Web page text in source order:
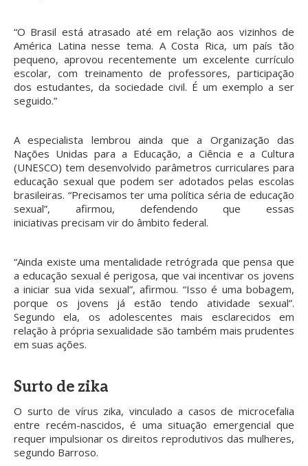
“O Brasil está atrasado até em relação aos vizinhos de
América Latina nesse tema. A Costa Rica, um país tão
pequeno, aprovou recentemente um excelente currículo
escolar, com treinamento de professores, participação
dos estudantes, da sociedade civil. É um exemplo a ser
seguido.”
A especialista lembrou ainda que a Organização das
Nações Unidas para a Educação, a Ciência e a Cultura
(UNESCO) tem desenvolvido parâmetros curriculares para
educação sexual que podem ser adotados pelas escolas
brasileiras. “Precisamos ter uma política séria de educação
sexual”, afirmou, defendendo que essas
iniciativas precisam vir do âmbito federal.
“Ainda existe uma mentalidade retrógrada que pensa que
a educação sexual é perigosa, que vai incentivar os jovens
a iniciar sua vida sexual”, afirmou. “Isso é uma bobagem,
porque os jovens já estão tendo atividade sexual”.
Segundo ela, os adolescentes mais esclarecidos em
relação à própria sexualidade são também mais prudentes
em suas ações.
Surto de zika
O surto de vírus zika, vinculado a casos de microcefalia
entre recém-nascidos, é uma situação emergencial que
requer impulsionar os direitos reprodutivos das mulheres,
segundo Barroso.